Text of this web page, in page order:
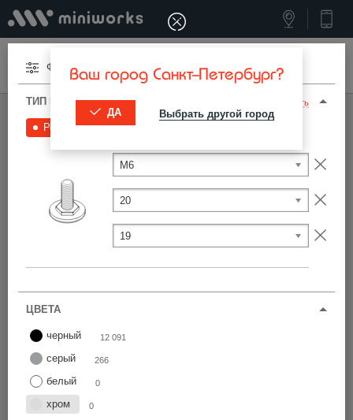
Меню Ваш город Санкт-Петербург?
ДА Выбрать другой город
МИНИВОРКС ПРО ОПОРЫ РЕЗЬБОВЫЕ /РЕЗЬБОВЫЕ
Фильтры
Найти
Фильтры
ТИП И ПАРАМЕТРЫ Сбросить
Резьбовые
M6
20
19
ЦВЕТА
черный 12 091
серый 266
белый 0
хром 0
Цена по возрастанию